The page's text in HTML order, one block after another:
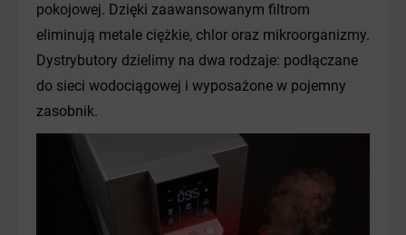
pokojowej. Dzięki zaawansowanym filtrom
eliminują metale ciężkie, chlor oraz mikroorganizmy.
Dystrybutory dzielimy na dwa rodzaje: podłączane
do sieci wodociągowej i wyposażone w pojemny
zasobnik.